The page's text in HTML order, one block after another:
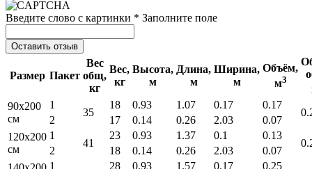
Введите слово с картинки * Заполните поле
Оставить отзыв
Размер Пакет
Вес
общ,
кг
Вес,
кг
Высота,
м
Длина,
м
Ширина,
м
Объём,
м3
90x200
см
1
35
18 0.93 1.07 0.17 0.17
2 17 0.14 0.26 2.03
0.07
120x200
см
1
41
23 0.93 1.37 0.1 0.13
2 18 0.14 0.26 2.03
0.07
1 28 0.93 1.57 0.17 0.25